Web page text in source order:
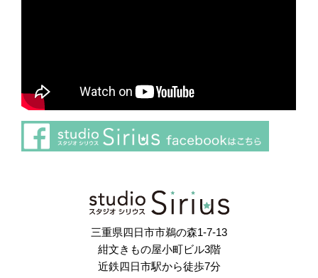
Instagram でフォロー
三重県四日市市鵜の森1-7-13
紺文きもの屋小町ビル3階
近鉄四日市駅から徒歩7分